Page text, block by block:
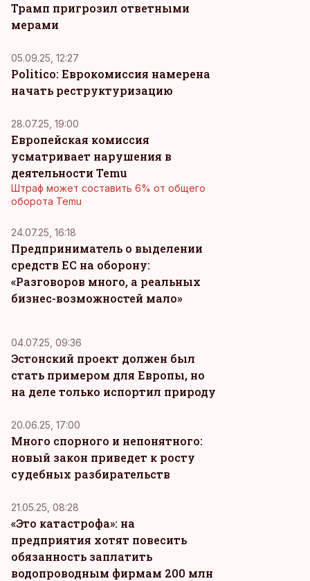
Трамп пригрозил ответными
мерами
05.09.25, 12:27
Politico: Еврокомиссия намерена
начать реструктуризацию
28.07.25, 19:00
Европейская комиссия
усматривает нарушения в
деятельности Temu
Штраф может составить 6% от общего
оборота Temu
24.07.25, 16:18
Предприниматель о выделении
средств ЕС на оборону:
«Разговоров много, а реальных
бизнес-возможностей мало»
04.07.25, 09:36
Эстонский проект должен был
стать примером для Европы, но
на деле только испортил природу
20.06.25, 17:00
Много спорного и непонятного:
новый закон приведет к росту
судебных разбирательств
21.05.25, 08:28
«Это катастрофа»: на
предприятия хотят повесить
обязанность заплатить
водопроводным фирмам 200 млн